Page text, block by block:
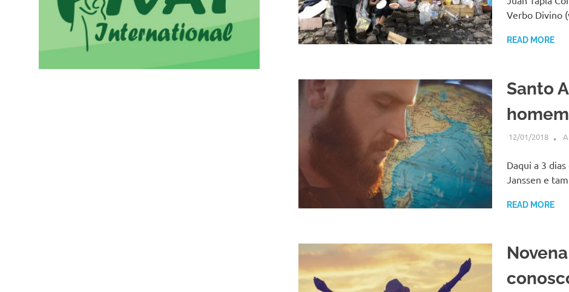
Verbo Divino
READ MORE
Santo
12/01/2018
Daqui a 3
Janssen e
READ MORE